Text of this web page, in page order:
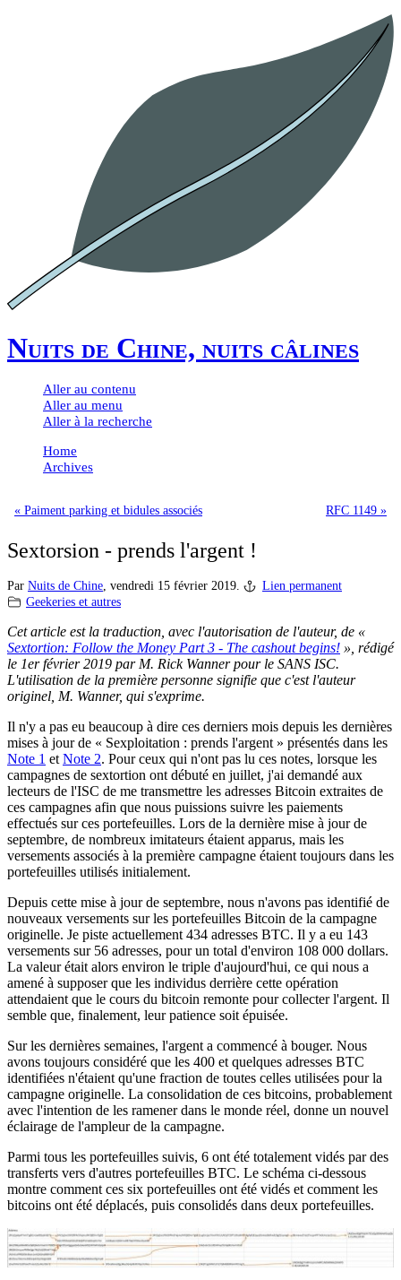
Nuits de Chine, nuits câlines
Aller au contenu
Aller au menu
Aller à la recherche
Home
Archives
« Paiment parking et bidules associés RFC 1149 »
Sextorsion - prends l'argent !
Par Nuits de Chine vendredi 15 février 2019.
Lien permanent
Geekeries et autres
Cet article est la traduction, avec l'autorisation de l'auteur, de «
Sextortion: Follow the Money Part 3 - The cashout begins! », rédigé
le 1er février 2019 par M. Rick Wanner pour le SANS ISC.
L'utilisation de la première personne signifie que c'est l'auteur
originel, M. Wanner, qui s'exprime.
Il n'y a pas eu beaucoup à dire ces derniers mois depuis les dernières
mises à jour de « Sexploitation : prends l'argent » présentés dans les
Note 1 et Note 2. Pour ceux qui n'ont pas lu ces notes, lorsque les
campagnes de sextortion ont débuté en juillet, j'ai demandé aux
lecteurs de l'ISC de me transmettre les adresses Bitcoin extraites de
ces campagnes afin que nous puissions suivre les paiements
effectués sur ces portefeuilles. Lors de la dernière mise à jour de
septembre, de nombreux imitateurs étaient apparus, mais les
versements associés à la première campagne étaient toujours dans les
portefeuilles utilisés initialement.
Depuis cette mise à jour de septembre, nous n'avons pas identifié de
nouveaux versements sur les portefeuilles Bitcoin de la campagne
originelle. Je piste actuellement 434 adresses BTC. Il y a eu 143
versements sur 56 adresses, pour un total d'environ 108 000 dollars.
La valeur était alors environ le triple d'aujourd'hui, ce qui nous a
amené à supposer que les individus derrière cette opération
attendaient que le cours du bitcoin remonte pour collecter l'argent. Il
semble que, finalement, leur patience soit épuisée.
Sur les dernières semaines, l'argent a commencé à bouger. Nous
avons toujours considéré que les 400 et quelques adresses BTC
identifiées n'étaient qu'une fraction de toutes celles utilisées pour la
campagne originelle. La consolidation de ces bitcoins, probablement
avec l'intention de les ramener dans le monde réel, donne un nouvel
éclairage de l'ampleur de la campagne.
Parmi tous les portefeuilles suivis, 6 ont été totalement vidés par des
transferts vers d'autres portefeuilles BTC. Le schéma ci-dessous
montre comment ces six portefeuilles ont été vidés et comment les
bitcoins ont été déplacés, puis consolidés dans deux portefeuilles.